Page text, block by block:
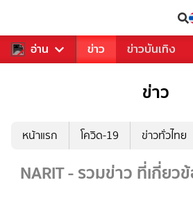
อ่าน
คุณ กีฬา ข่าว ข่าวบันเทิง
ข่าว
หน้าแรก โควิด-19 ข่าวทั่วไทย
NARIT - รวมข่าว ที่เกี่ยว